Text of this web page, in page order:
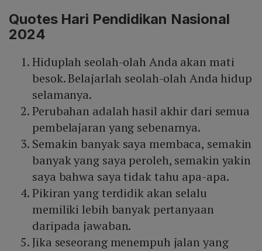
Quotes Hari Pendidikan Nasional
2024
Hiduplah seolah-olah Anda akan mati
besok. Belajarlah seolah-olah Anda hidup
selamanya.
Perubahan adalah hasil akhir dari semua
pembelajaran yang sebenarnya.
Semakin banyak saya membaca, semakin
banyak yang saya peroleh, semakin yakin
saya bahwa saya tidak tahu apa-apa.
Pikiran yang terdidik akan selalu
memiliki lebih banyak pertanyaan
daripada jawaban.
Jika seseorang menempuh jalan yang